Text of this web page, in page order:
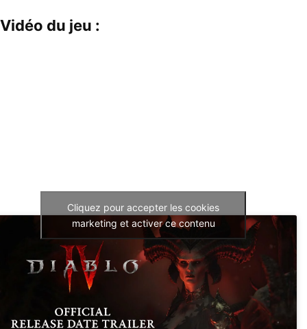
Vidéo du jeu :
Cliquez pour accepter les cookies
marketing et activer ce contenu